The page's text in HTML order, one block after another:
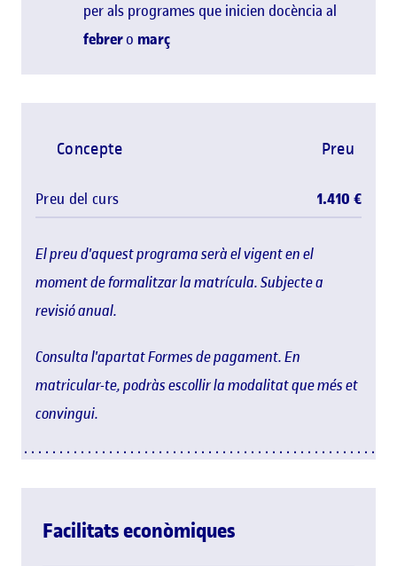
per als programes que inicien docència al
febrero març
El preu d'aquest programa serà el vigent en el
moment de formalitzar la matrícula. Subjecte a
revisió anual.
Consulta l'apartat Formes de pagament. En
matricular-te, podràs escollir la modalitat que més et
convingui.
Concepte Preu
Preu del curs 1.410 €
Facilitats econòmiques